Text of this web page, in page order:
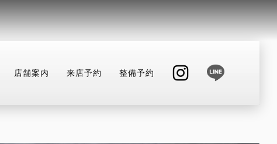
店舗案内 来店予約 整備予約